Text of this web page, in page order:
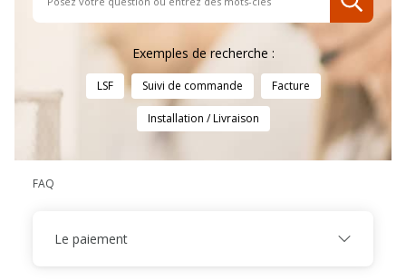
Exemples de recherche :
LSF Suivi de commande Facture
Installation / Livraison
FAQ
Le paiement